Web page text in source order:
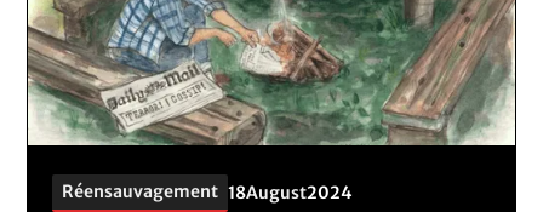
Réensauvagement 18August2024